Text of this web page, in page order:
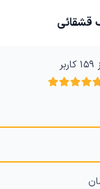
قشقائی
159کاربر